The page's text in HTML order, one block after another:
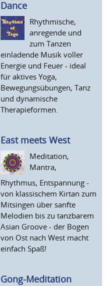
Dance
Rhythmische,
anregende und
zum Tanzen
einladende Musik voller
Energie und Feuer - ideal
für aktives Yoga,
Bewegungsübungen, Tanz
und dynamische
Therapieformen.
East meets West
Meditation,
Mantra,
Rhythmus, Entspannung -
von klassischem Kirtan zum
Mitsingen über sanfte
Melodien bis zu tanzbarem
Asian Groove - der Bogen
von Ost nach West macht
einfach Spaß!
Gong-Meditation